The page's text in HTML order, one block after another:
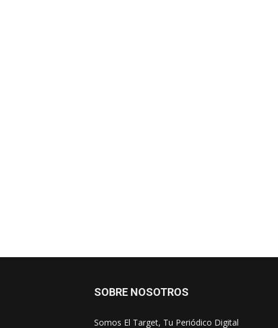
SOBRE NOSOTROS
Somos El Target, Tu Periódico Digital